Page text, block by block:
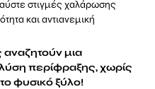
στιγμές χαλάρωσης
και αντιανεμική
αναζητούν μια
περίφραξης, χωρίς
φυσικό ξύλο!